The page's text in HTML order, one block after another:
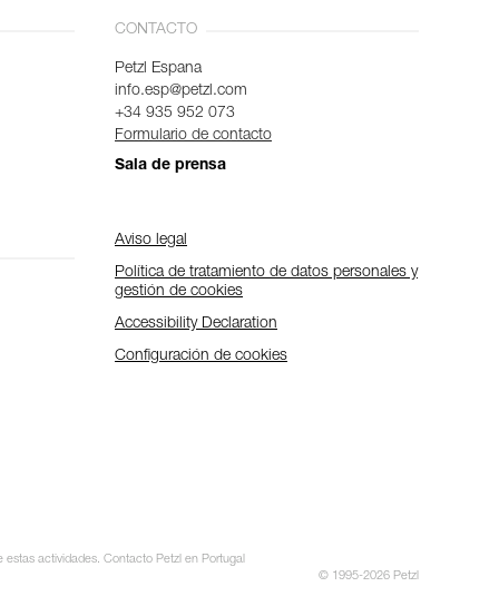
CONTACTO
Petzl Espana
info.esp@petzl.com
+34 935 952 073
Formulario de contacto
Sala de prensa
Aviso legal
Política de tratamiento de datos personales y
gestión de cookies
Accessibility Declaration
Configuración de cookies
estas actividades. Contacto Petzl en Portugal
© 1995-2026 Petzl